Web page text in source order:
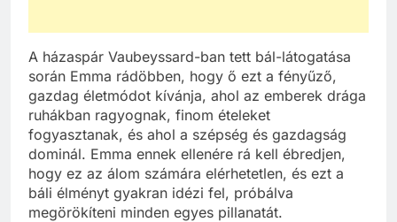
A házaspár Vaubeyssard-ban tett bál-látogatása
során Emma rádöbben, hogy ő ezt a fényűző,
gazdag életmódot kívánja, ahol az emberek drága
ruhákban ragyognak, finom ételeket
fogyasztanak, és ahol a szépség és gazdagság
dominál. Emma ennek ellenére rá kell ébredjen,
hogy ez az álom számára elérhetetlen, és ezt a
báli élményt gyakran idézi fel, próbálva
megörökíteni minden egyes pillanatát.